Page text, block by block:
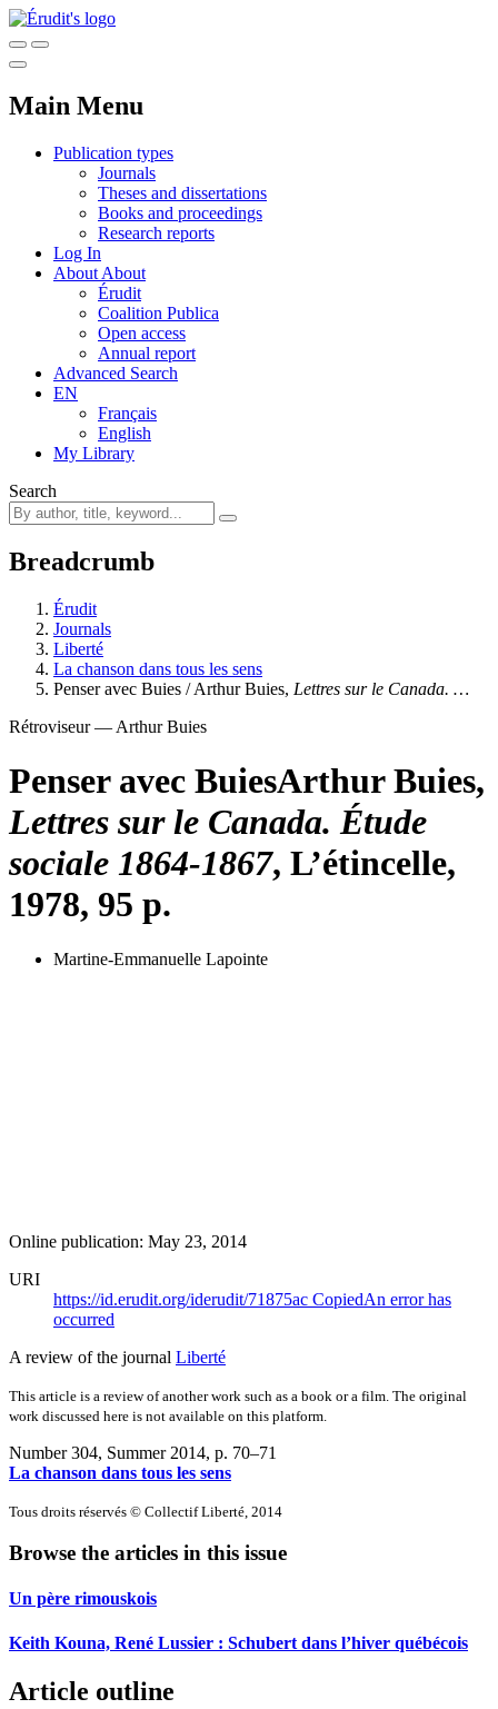
Main Menu
Publication types
Journals
Theses and dissertations
Books and proceedings
Research reports
Log In
About About
Érudit
Coalition Publica
Open access
Annual report
Advanced Search
EN
Français
English
My Library
Search
Breadcrumb
Érudit
Journals
Liberté
La chanson dans tous les sens
Penser avec Buies / Arthur Buies, Lettres sur le Canada. …
Rétroviseur — Arthur Buies
Penser avec BuiesArthur Buies,
Lettres sur le Canada. Étude
sociale 1864-1867, L’étincelle,
1978, 95 p.
Martine-Emmanuelle Lapointe
Online publication: May 23, 2014
URI
https://id.erudit.org/iderudit/71875ac CopiedAn error has
occurred
A review of the journal Liberté
This article is a review of another work such as a book or a film. The original
work discussed here is not available on this platform.
Number 304, Summer 2014, p. 70–71
La chanson dans tous les sens
Tous droits réservés © Collectif Liberté, 2014
Browse the articles in this issue
Un père rimouskois
Keith Kouna, René Lussier : Schubert dans l’hiver québécois
Article outline